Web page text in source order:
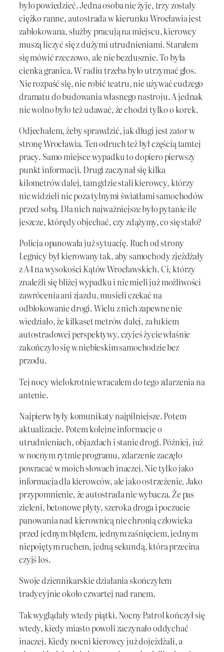
było powiedzieć. Jedna osoba nie żyje, trzy zostały
ciężko ranne, autostrada w kierunku Wrocławia jest
zablokowana, służby pracują na miejscu, kierowcy
muszą liczyć się z dużymi utrudnieniami. Starałem
się mówić rzeczowo, ale nie bezdusznie. To była
cienka granica. W radiu trzeba było utrzymać głos.
Nie rozpaść się, nie robić teatru, nie używać cudzego
dramatu do budowania własnego nastroju. A jednak
nie wolno było też udawać, że chodzi tylko o korek.
Odjechałem, żeby sprawdzić, jak długi jest zator w
stronę Wrocławia. Ten odruch też był częścią tamtej
pracy. Samo miejsce wypadku to dopiero pierwszy
punkt informacji. Drugi zaczynał się kilka
kilometrów dalej, tam gdzie stali kierowcy, którzy
nie widzieli nic poza tylnymi światłami samochodów
przed sobą. Dla nich najważniejsze było pytanie ile
jeszcze, którędy objechać, czy zdążymy, co się stało?
Policja opanowała już sytuację. Ruch od strony
Legnicy był kierowany tak, aby samochody zjeżdżały
z A4 na wysokości Kątów Wrocławskich. Ci, którzy
znaleźli się bliżej wypadku i nie mieli już możliwości
zawrócenia ani zjazdu, musieli czekać na
odblokowanie drogi. Wielu z nich zapewne nie
wiedziało, że kilkaset metrów dalej, za łukiem
autostradowej perspektywy, czyjeś życie właśnie
zakończyło się w niebieskim samochodzie bez
przodu.
Tej nocy wielokrotnie wracałem do tego zdarzenia na
antenie.
Najpierw były komunikaty najpilniejsze. Potem
aktualizacje. Potem kolejne informacje o
utrudnieniach, objazdach i stanie drogi. Później, już
w nocnym rytmie programu, zdarzenie zaczęło
powracać w moich słowach inaczej. Nie tylko jako
informacja dla kierowców, ale jako ostrzeżenie. Jako
przypomnienie, że autostrada nie wybacza. Że pas
zieleni, betonowe płyty, szeroka droga i poczucie
panowania nad kierownicą nie chronią człowieka
przed jednym błędem, jednym zaśnięciem, jednym
niepojętym ruchem, jedną sekundą, która przecina
czyjś los.
Swoje dziennikarskie działania skończyłem
tradycyjnie około czwartej nad ranem.
Tak wyglądały wtedy piątki. Nocny Patrol kończył się
wtedy, kiedy miasto powoli zaczynało oddychać
inaczej. Kiedy nocni kierowcy już dojeżdżali, a